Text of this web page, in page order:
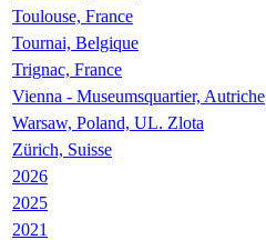
Toulouse, France
Tournai, Belgique
Trignac, France
Vienna - Museumsquartier, Autriche
Warsaw, Poland, UL. Zlota
Zürich, Suisse
2026
2025
2021